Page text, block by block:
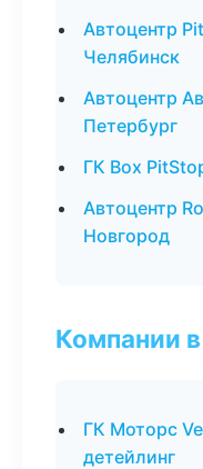
Автоцентр
Челябинск
Автоцентр
Петербург
ГК Box
Автоцентр
Новгород
Компании
ГК Моторс
детейлинг